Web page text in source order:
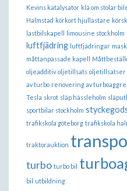
Kevins katalysator klä om stolar
Halmstad körkort hjullastare
lastbilskapell
limousine stockholm
luftfjädring luftfjädringar
måttanpassade kapell
oljeadditiv oljetillsats oljetillsatser
av turbo renovering av
Tesla skrot släp hässleholm
sportbilar stockholm
trafikskola göteborg trafikskola
traktorauktion
turbo turbo bil
bil
utbildning